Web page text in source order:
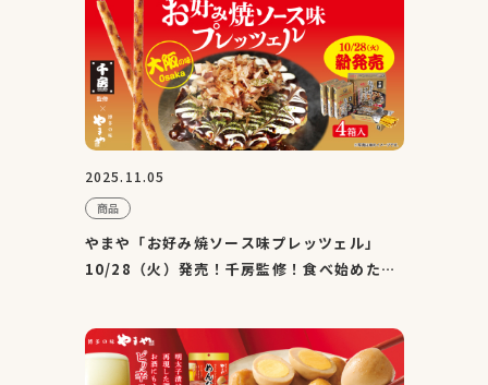
2025.11.05
商品
やまや「お好み焼ソース味プレッツェル」
10/28（火）発売！千房監修！食べ始めたら